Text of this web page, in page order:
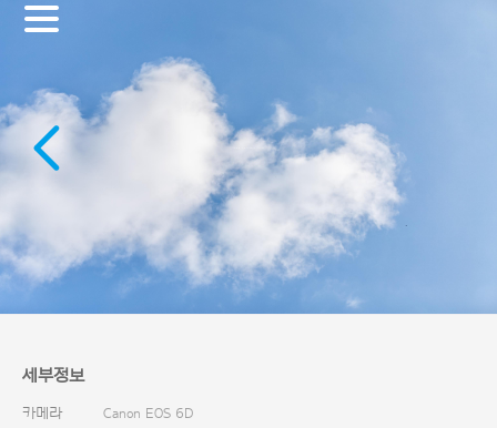
세부정보
카메라
Canon EOS 6D